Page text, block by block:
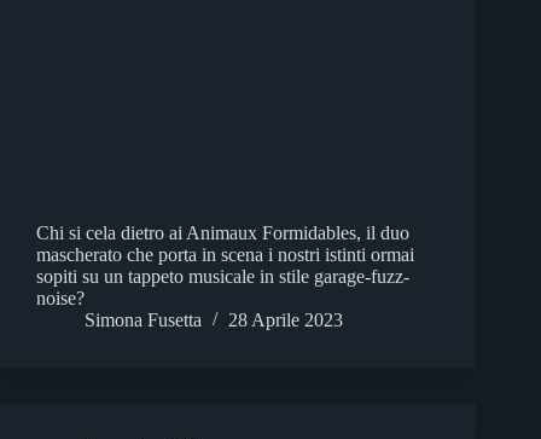
Chi si cela dietro ai Animaux Formidables, il duo
mascherato che porta in scena i nostri istinti ormai
sopiti su un tappeto musicale in stile garage-fuzz-
noise?
Simona Fusetta
28 Aprile 2023